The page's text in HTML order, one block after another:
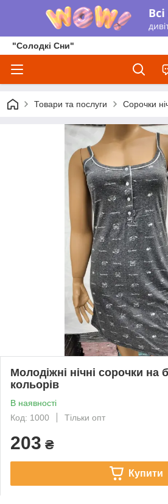
"Солодкі Сни"
Товари та послуги Сорочки
Молодіжні нічні сорочки на
кольорів
В наявності
Код: 1000
Тільки опт
203 ₴
Купити